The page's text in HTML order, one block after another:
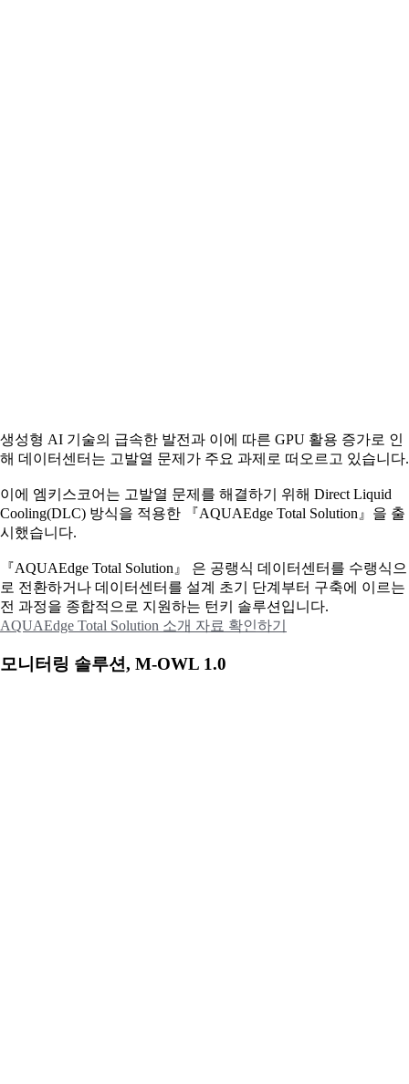
생성형 AI 기술의 급속한 발전과 이에 따른 GPU 활용 증가로 인
해 데이터센터는 고발열 문제가 주요 과제로 떠오르고 있습니다.
이에 엠키스코어는 고발열 문제를 해결하기 위해 Direct Liquid
Cooling(DLC) 방식을 적용한 『AQUAEdge Total Solution』을 출
시했습니다.
『AQUAEdge Total Solution』 은 공랭식 데이터센터를 수랭식으
로 전환하거나 데이터센터를 설계 초기 단계부터 구축에 이르는
전 과정을 종합적으로 지원하는 턴키 솔루션입니다.
AQUAEdge Total Solution 소개 자료 확인하기
모니터링 솔루션, M-OWL 1.0